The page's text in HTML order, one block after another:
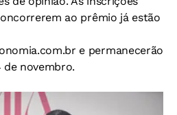
ao prêmio já estão
e permanecerão
de novembro.